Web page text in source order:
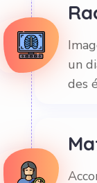
un
des